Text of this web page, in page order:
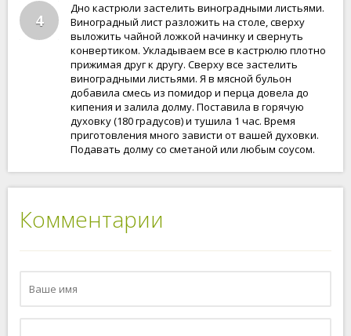
4
Дно кастрюли застелить виноградными листьями.
Виноградный лист разложить на столе, сверху
выложить чайной ложкой начинку и свернуть
конвертиком. Укладываем все в кастрюлю плотно
прижимая друг к другу. Сверху все застелить
виноградными листьями. Я в мясной бульон
добавила смесь из помидор и перца довела до
кипения и залила долму. Поставила в горячую
духовку (180 градусов) и тушила 1 час. Время
приготовления много зависти от вашей духовки.
Подавать долму со сметаной или любым соусом.
Комментарии